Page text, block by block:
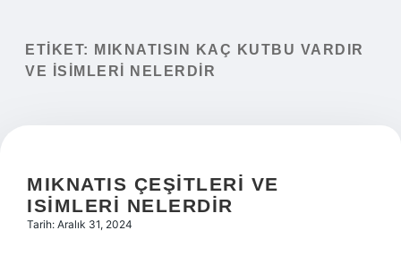
Yasal Uyarı
ETIKET:
MIKNATISIN KAÇ KUTBU VARDIR
VE ISIMLERI NELERDIR
MIKNATIS ÇEŞITLERI VE
ISIMLERI NELERDIR
Tarih: Aralık 31, 2024